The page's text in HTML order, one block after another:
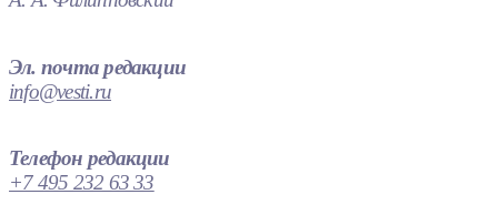
Эл. почта редакции
info@vesti.ru
Телефон редакции
+7 495 232 63 33